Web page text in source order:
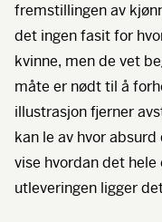
fremstillingen av
det ingen fasit for
kvinne, men de vet
måte er nødt til å
illustrasjon fjerner
kan le av hvor
vise hvordan det
utleveringen ligger